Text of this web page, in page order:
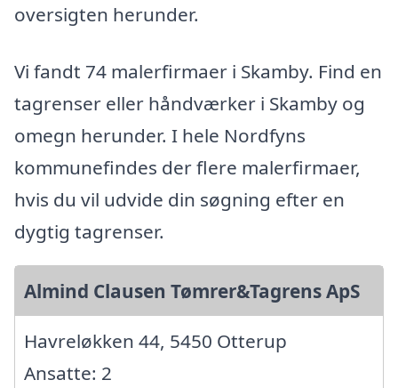
oversigten herunder.
Vi fandt 74 malerfirmaer i Skamby. Find en
tagrenser eller håndværker i Skamby og
omegn herunder. I hele Nordfyns
kommunefindes der flere malerfirmaer,
hvis du vil udvide din søgning efter en
dygtig tagrenser.
Almind Clausen Tømrer&Tagrens ApS
Havreløkken 44, 5450 Otterup
Ansatte: 2